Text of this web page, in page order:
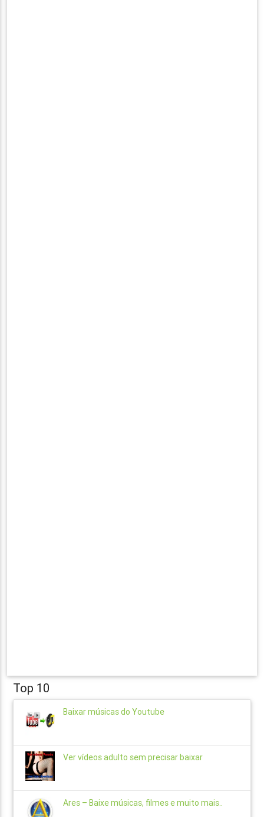
Top 10
Baixar músicas do Youtube
Ver vídeos adulto sem precisar baixar
Ares – Baixe músicas, filmes e muito mais..